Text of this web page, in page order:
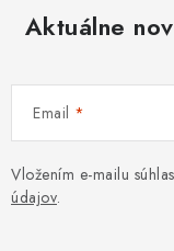
Aktuálne
Email
Vložením e-mailu
údajov.